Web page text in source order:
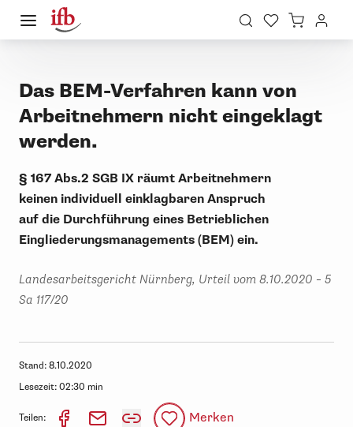
Das BEM-Verfahren kann von
Arbeitnehmern nicht eingeklagt
werden.
§ 167 Abs.2 SGB IX räumt Arbeitnehmern
keinen individuell einklagbaren Anspruch
auf die Durchführung eines Betrieblichen
Eingliederungsmanagements (BEM) ein.
Landesarbeitsgericht Nürnberg, Urteil vom 8.10.2020 – 5
Sa 117/20
Stand: 8.10.2020
Lesezeit: 02:30 min
Teilen: Merken